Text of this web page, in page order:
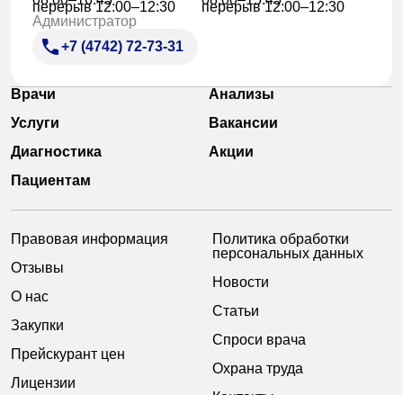
перерыв 12:00–12:30
перерыв 12:00–12:30
Администратор
+7 (4742) 72-73-31
Врачи
Анализы
Услуги
Вакансии
Диагностика
Акции
Пациентам
Правовая информация
Отзывы
О нас
Закупки
Прейскурант цен
Лицензии
Политика обработки
персональных данных
Новости
Статьи
Спроси врача
Охрана труда